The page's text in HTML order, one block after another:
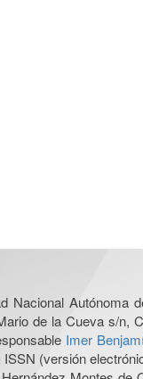
Autónoma
de la Cueva s/n,
Imer
(versión